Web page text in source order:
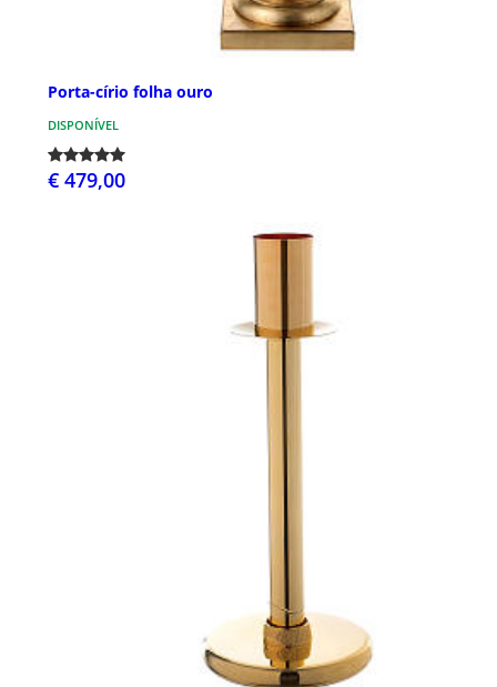
Porta-círio folha ouro
DISPONÍVEL
€ 479,00